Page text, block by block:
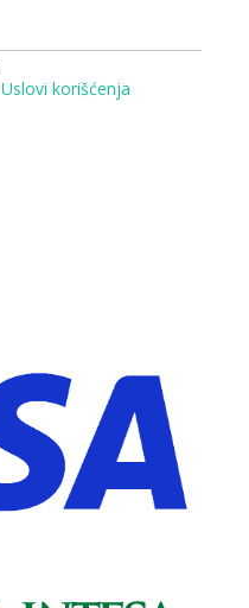
Uslovi korišćenja